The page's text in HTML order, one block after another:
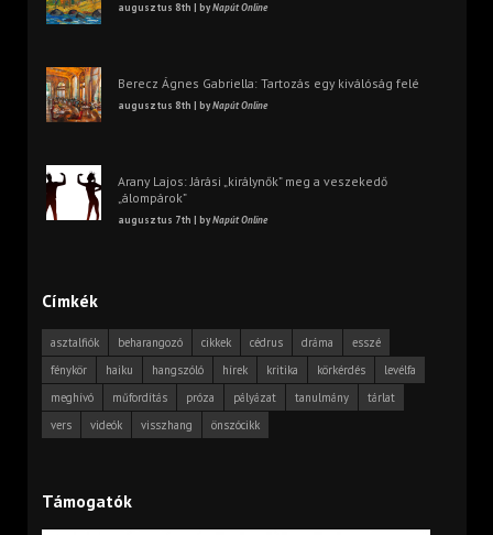
augusztus 8th | byNapút Online
Berecz Ágnes Gabriella: Tartozás egy kiválóság felé
augusztus 8th | byNapút Online
Arany Lajos: Járási „királynők” meg a veszekedő
„álompárok”
augusztus 7th | byNapút Online
Címkék
asztalfiók beharangozó cikkek cédrus dráma
esszé
fénykör
haiku hangszóló hírek kritika körkérdés
levélfa
meghívó
műfordítás próza pályázat tanulmány
tárlat
vers
videók visszhang önszócikk
Támogatók